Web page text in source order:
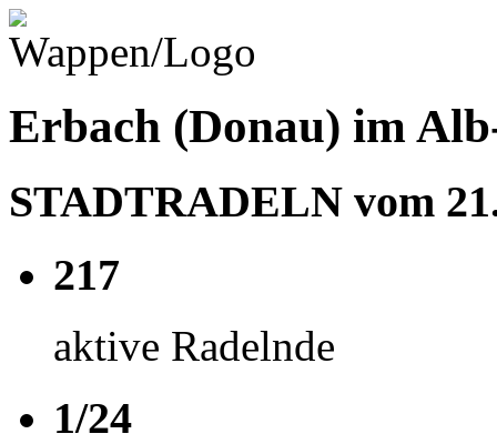
Erbach (Donau) im
STADTRADELN vom
217
aktive Radelnde
1/24